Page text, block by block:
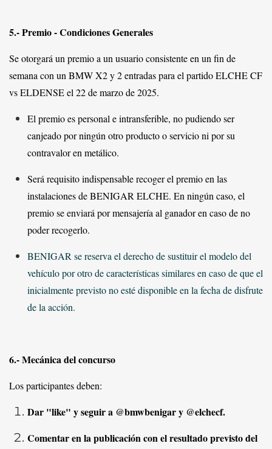
5.- Premio - Condiciones Generales
Se otorgará un premio a un usuario consistente en un fin de
semana con un BMW X2 y 2 entradas para el partido ELCHE CF
vs ELDENSE el 22 de marzo de 2025.
El premio es personal e intransferible, no pudiendo ser
canjeado por ningún otro producto o servicio ni por su
contravalor en metálico.
Será requisito indispensable recoger el premio en las
instalaciones de BENIGAR ELCHE. En ningún caso, el
premio se enviará por mensajería al ganador en caso de no
poder recogerlo.
BENIGAR se reserva el derecho de sustituir el modelo del
vehículo por otro de características similares en caso de que el
inicialmente previsto no esté disponible en la fecha de disfrute
de la acción.
6.- Mecánica del concurso
Los participantes deben:
Dar "like" y seguir a @bmwbenigar y @elchecf.
Comentar en la publicación con el resultado previsto del